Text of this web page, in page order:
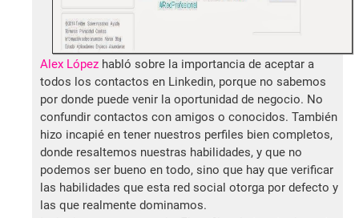
Alex López habló sobre la importancia de aceptar a
todos los contactos en Linkedin, porque no sabemos
por donde puede venir la oportunidad de negocio. No
confundir contactos con amigos o conocidos. También
hizo incapié en tener nuestros perfiles bien completos,
donde resaltemos nuestras habilidades, y que no
podemos ser bueno en todo, sino que hay que verificar
las habilidades que esta red social otorga por defecto y
las que realmente dominamos.